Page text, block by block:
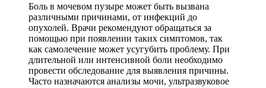
Боль в мочевом пузыре может быть вызвана
различными причинами, от инфекций до
опухолей. Врачи рекомендуют обращаться за
помощью при появлении таких симптомов, так
как самолечение может усугубить проблему. При
длительной или интенсивной боли необходимо
провести обследование для выявления причины.
Часто назначаются анализы мочи, ультразвуковое